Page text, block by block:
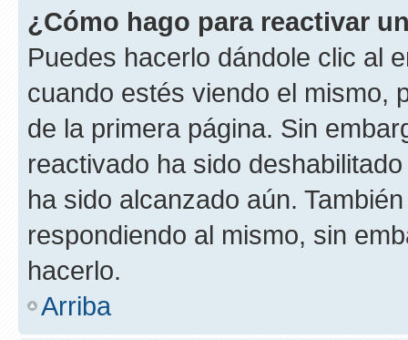
¿Cómo hago para reactivar
Puedes hacerlo dándole clic al
cuando estés viendo el mismo,
de la primera página. Sin
reactivado ha sido
ha sido alcanzado aún.
respondiendo al mismo, sin
hacerlo.
Arriba